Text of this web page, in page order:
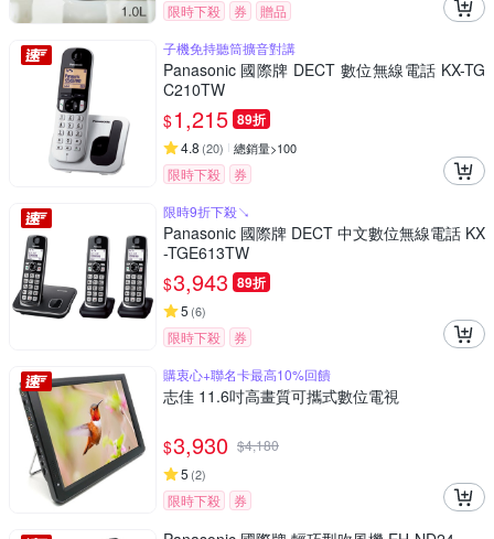
限時下殺 券
贈品
子機免持聽筒擴音對講
Panasonic 國際牌 DECT 數位無線電話 KX-TG
C210TW
$1,215 89折
4.8 (20) 總銷量>100
限時下殺
券
限時9折下殺↘
Panasonic 國際牌 DECT 中文數位無線電話 KX
-TGE613TW
$3,943 89折
5 (6)
限時下殺
券
購衷心+聯名卡最高10%回饋
志佳 11.6吋高畫質可攜式數位電視
$3,930 $4,180
5 (2)
限時下殺 券